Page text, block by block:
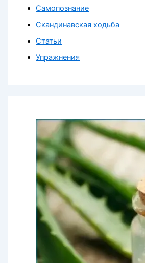
Самопознание
Скандинавская ходьба
Статьи
Упражнения